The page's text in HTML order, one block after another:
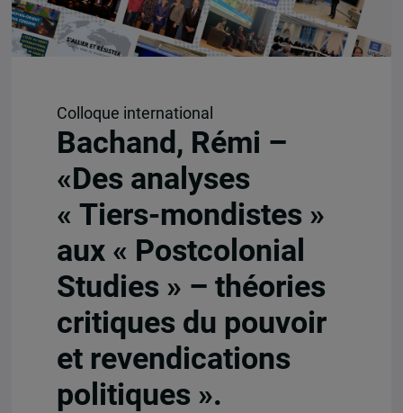
Colloque international
Bachand, Rémi –
«Des analyses
« Tiers-mondistes »
aux « Postcolonial
Studies » – théories
critiques du pouvoir
et revendications
politiques ».